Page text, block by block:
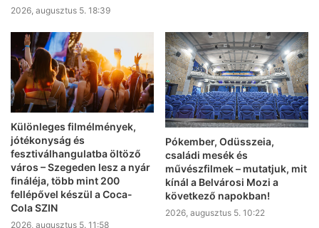
2026, augusztus 5. 18:39
Különleges filmélmények,
jótékonyság és
fesztiválhangulatba öltöző
város – Szegeden lesz a nyár
fináléja, több mint 200
fellépővel készül a Coca-
Cola SZIN
2026, augusztus 5. 11:58
Pókember, Odüsszeia,
családi mesék és
művészfilmek – mutatjuk, mit
kínál a Belvárosi Mozi a
következő napokban!
2026, augusztus 5. 10:22